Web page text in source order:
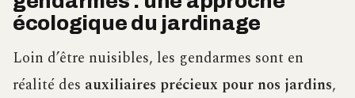
écologique du jardinage
Loin d’être nuisibles, les gendarmes sont en
réalité des auxiliaires précieux pour nos jardins,